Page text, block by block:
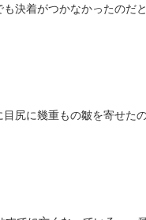
決着がつかなかったのだと
尻に幾重もの皺を寄せたの